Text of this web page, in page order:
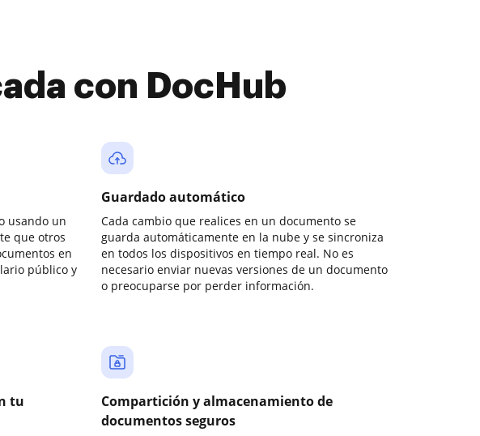
con DocHub
usando un
que otros
en
público y
Guardado automático
Cada cambio que realices en un documento se
guarda automáticamente en la nube y se sincroniza
en todos los dispositivos en tiempo real. No es
necesario enviar nuevas versiones de un documento
o preocuparse por perder información.
tu
Compartición y almacenamiento de
documentos seguros